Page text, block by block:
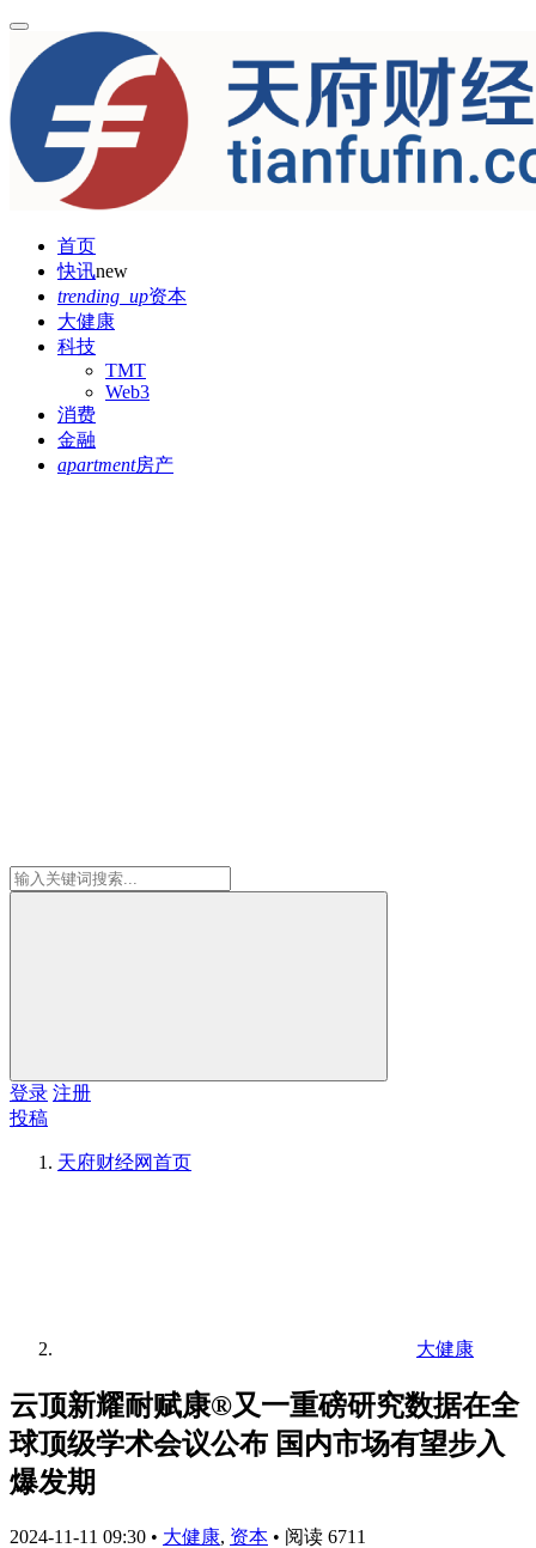
首页
快讯new
trending_up资本
大健康
科技
TMT
Web3
消费
金融
apartment房产
登录 注册
投稿
天府财经网首页
大健康
云顶新耀耐赋康®又一重磅研究数据在全
球顶级学术会议公布 国内市场有望步入
爆发期
2024-11-11 09:30 • 大健康, 资本 • 阅读 6711